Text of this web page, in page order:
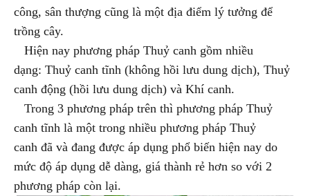
công, sân thượng cũng là một địa điểm lý tưởng để
trồng cây.
Hiện nay phương pháp Thuỷ canh gồm nhiều
dạng: Thuỷ canh tĩnh (không hồi lưu dung dịch), Thuỷ
canh động (hồi lưu dung dịch) và Khí canh.
Trong 3 phương pháp trên thì phương pháp Thuỷ
canh tĩnh là một trong nhiều phương pháp Thuỷ
canh đã và đang được áp dụng phổ biến hiện nay do
mức độ áp dụng dễ dàng, giá thành rẻ hơn so với 2
phương pháp còn lại.